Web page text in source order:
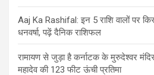
Aaj Ka Rashifal: इन 5 राशि वालों पर
धनवर्षा, पढ़ें दैनिक राशिफल
रामायण से जुड़ा है कर्नाटक के मुरुदेश्वर
महादेव की 123 फीट ऊंची प्रतिमा